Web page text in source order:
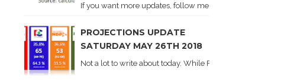
If you want more updates, follow me on Twitter . I'll post
PROJECTIONS UPDATE
SATURDAY MAY 26TH 2018
Not a lot to write about today. While Forum did come out